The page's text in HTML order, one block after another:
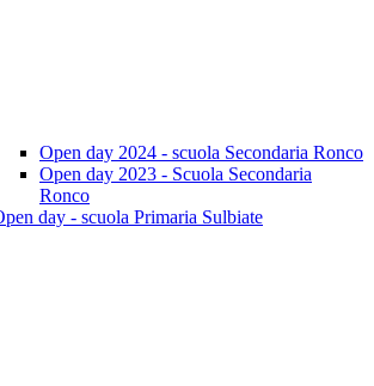
Open day 2024 - scuola Secondaria Ronco
Open day 2023 - Scuola Secondaria
Ronco
day - scuola Primaria Sulbiate